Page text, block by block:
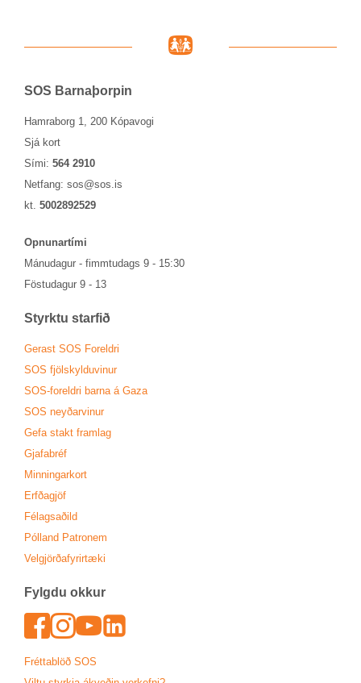
SOS Barna­þorp­in
Hamraborg 1, 200 Kópavogi
Sjá kort
Sími: 564 2910
Netfang: sos@sos.is
kt. 5002892529
Opn­un­ar­tími
Mánu­dag­ur - fimmtu­dags 9 - 15:30
Föstu­dag­ur 9 - 13
Styrktu starf­ið
Ger­ast SOS For­eldri
SOS fjöl­skyldu­vin­ur
SOS-for­eldri barna á Gaza
SOS neyð­ar­vin­ur
Gefa stakt fram­lag
Gjafa­bréf
Minn­ing­ar­kort
Erfða­gjöf
Fé­lags­að­ild
Pól­land Patronem
Vel­gjörða­fyr­ir­tæki
Fylgdu okk­ur
Face­book
In­sta­gram
Youtu­be
Lin­ked­In
Frétta­blöð SOS